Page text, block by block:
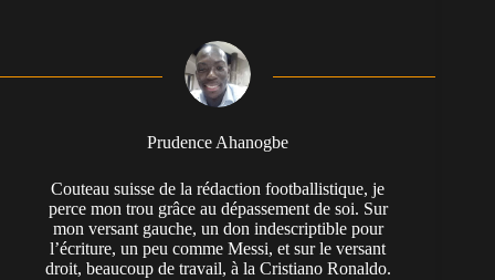
Prudence Ahanogbe
Couteau suisse de la rédaction footballistique, je
perce mon trou grâce au dépassement de soi. Sur
mon versant gauche, un don indescriptible pour
l’écriture, un peu comme Messi, et sur le versant
droit, beaucoup de travail, à la Cristiano Ronaldo.